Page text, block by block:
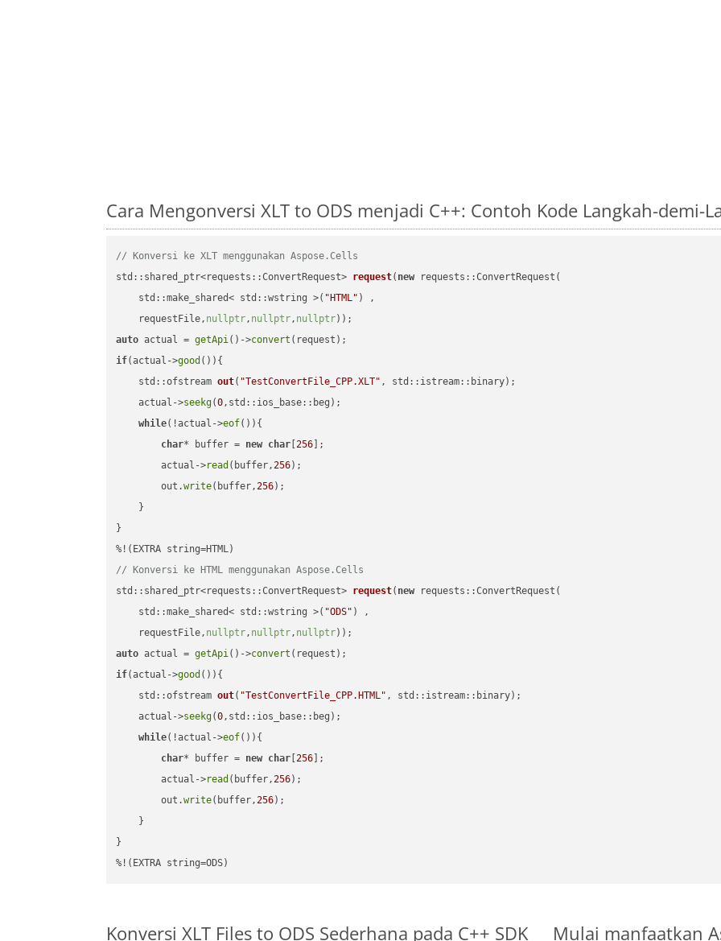
Cara Mengonversi XLT to ODS menjadi C++: Contoh Kode Langkah-demi-
// Konversi ke XLT menggunakan Aspose.Cells
std::shared_ptr<requests::ConvertRequest> request( new requests::ConvertRequest(
    std::make_shared< std::wstring >(
"HTML" ) ,
    requestFile,
nullptr, nullptr, nullptr))
auto actual = getApi()->convert
if(actual->good ()){
std::ofstream out( "TestConvertFile_CPP.XLT" , std::istream::binary) ;
    actual->
seekg(0,std::ios_base::beg);
while(!actual->eof()){
char* buffer = new char [256 ];
        actual->
read (buffer,256);
        out.
write(buffer,256);
    }
}
// Konversi ke HTML menggunakan Aspose.Cells
std::shared_ptr<requests::ConvertRequest> request( new requests::ConvertRequest(
    std::make_shared< std::wstring >(
"ODS" ) ,
    requestFile,
nullptr, nullptr, nullptr))
auto actual = getApi()->convert
if(actual->good ()){
std::ofstream out( "TestConvertFile_CPP.HTML" , std::istream::binary) ;
    actual->
seekg(0,std::ios_base::beg);
while(!actual->eof()){
char* buffer = new char [256 ];
        actual->
read (buffer,256);
        out.
write(buffer,256);
    }
}
%!(EXTRA string=ODS)
Konversi XLT Files to ODS Sederhana pada C++ SDK Mulai manfaatkan